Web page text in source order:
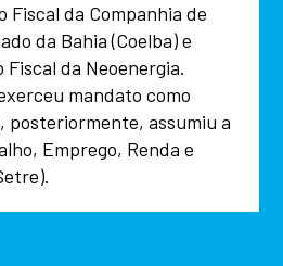
Fiscal da Companhia de
da Bahia (Coelba) e
Fiscal da Neoenergia.
mandato como
posteriormente, assumiu a
Emprego, Renda e